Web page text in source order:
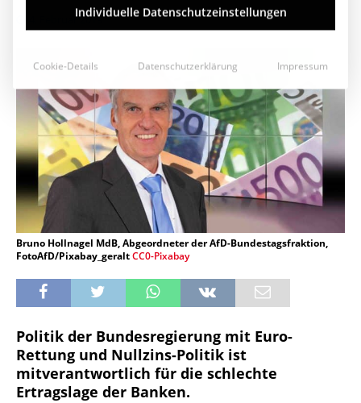
4. Februar 2019
Bruno Hollnagel MdB, Abgeordneter der AfD-Bundestagsfraktion,
FotoAfD/Pixabay_geraltCC0-Pixabay
Politik der Bundesregierung mit Euro-
Rettung und Nullzins-Politik ist
mitverantwortlich für die schlechte
Ertragslage der Banken.